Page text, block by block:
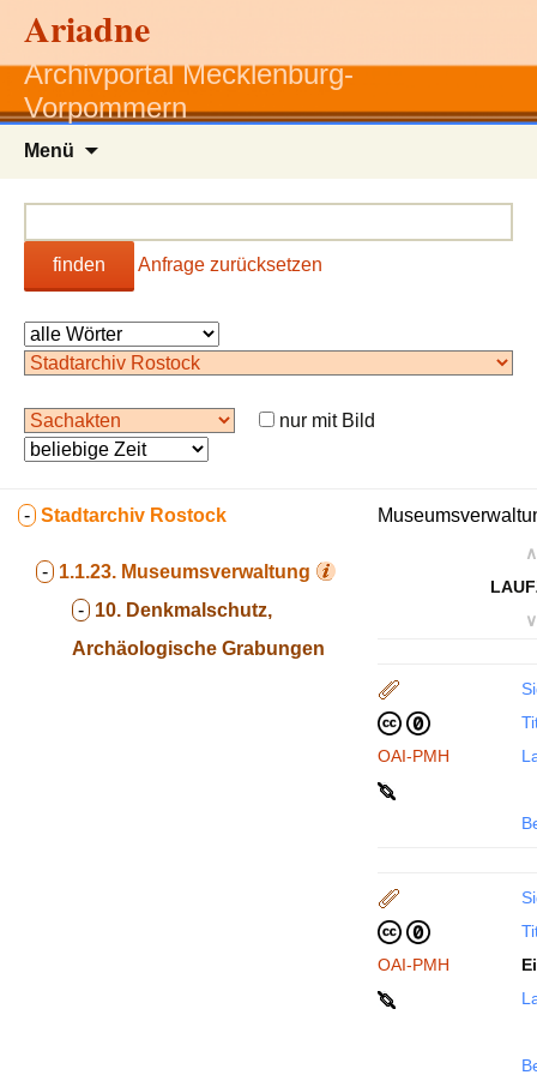
Ariadne
Archivportal Mecklenburg-
Vorpommern
Menü
finden Anfrage zurücksetzen
nur mit Bild
- Stadtarchiv Rostock
- 1.1.23. Museumsverwaltung
- 10. Denkmalschutz,
Archäologische Grabungen
∧
∨
OAI-PMH
OAI-PMH